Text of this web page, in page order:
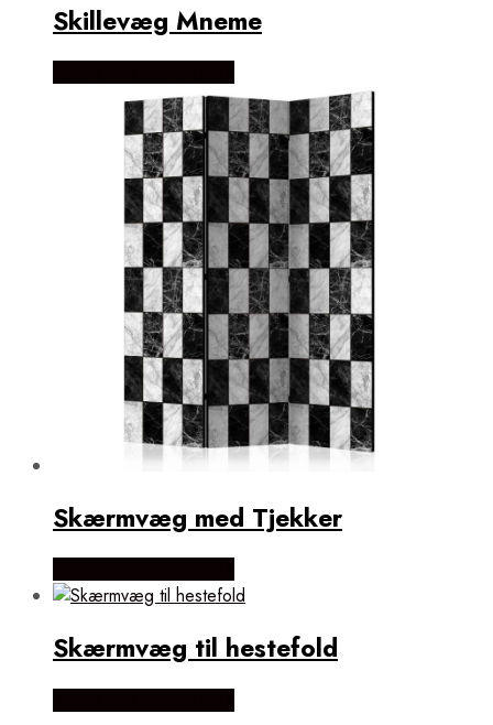
Skillevæg Mneme
Skærmvæg med Tjekker
Skærmvæg til hestefold